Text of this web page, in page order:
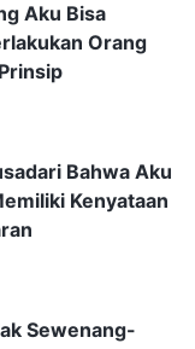
sama'
Apa lagi?
dengan
Itu
itu
Masih
lain ketika
Aku Bisa
Orang
Bahwa Aku
Kenyataan
Sewenang-